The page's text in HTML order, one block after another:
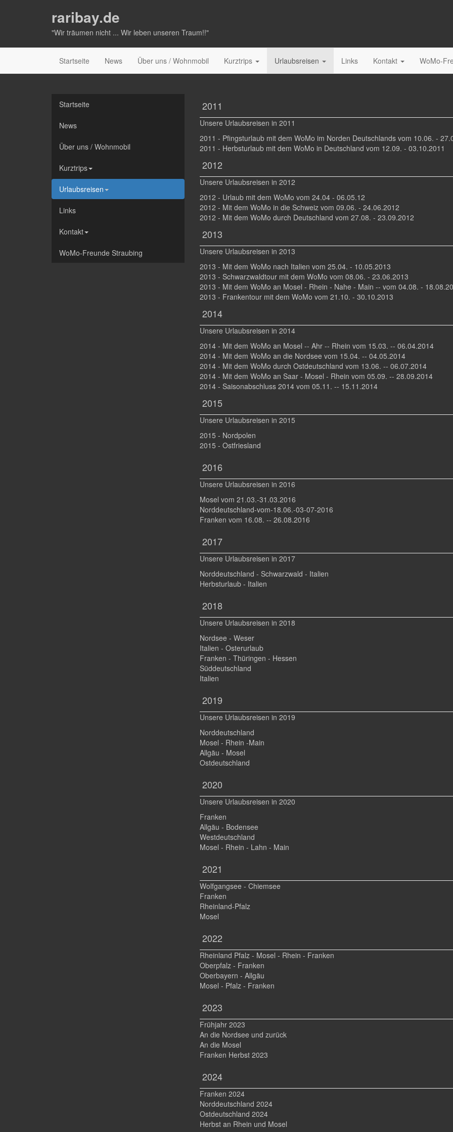
raribay.de
"Wir träumen nicht ... Wir leben unseren Traum!!"
Startseite News Über uns / Wohnmobil Kurztrips Urlaubsreisen Links Kontakt WoMo-
2011
Unsere Urlaubsreisen in 2011
2011 - Pfingsturlaub mit dem WoMo im Norden Deutschlands vom 10.06. -
2011 - Herbsturlaub mit dem WoMo in Deutschland vom 12.09. - 03.10.2011
2012
Unsere Urlaubsreisen in 2012
2012 - Urlaub mit dem WoMo vom 24.04 - 06.05.12
2012 - Mit dem WoMo in die Schweiz vom 09.06. - 24.06.2012
2012 - Mit dem WoMo durch Deutschland vom 27.08. - 23.09.2012
2013
Unsere Urlaubsreisen in 2013
2013 - Mit dem WoMo nach Italien vom 25.04. - 10.05.2013
2013 - Schwarzwaldtour mit dem WoMo vom 08.06. - 23.06.2013
2013 - Mit dem WoMo an Mosel - Rhein - Nahe - Main -- vom 04.08. -
2013 - Frankentour mit dem WoMo vom 21.10. - 30.10.2013
2014
Unsere Urlaubsreisen in 2014
2014 - Mit dem WoMo an Mosel -- Ahr -- Rhein vom 15.03. -- 06.04.2014
2014 - Mit dem WoMo an die Nordsee vom 15.04. -- 04.05.2014
2014 - Mit dem WoMo durch Ostdeutschland vom 13.06. -- 06.07.2014
2014 - Mit dem WoMo an Saar - Mosel - Rhein vom 05.09. -- 28.09.2014
2014 - Saisonabschluss 2014 vom 05.11. -- 15.11.2014
2015
Unsere Urlaubsreisen in 2015
2015 - Nordpolen
2015 - Ostfriesland
2016
Unsere Urlaubsreisen in 2016
Mosel vom 21.03.-31.03.2016
Norddeutschland-vom-18.06.-03-07-2016
Franken vom 16.08. -- 26.08.2016
2017
Unsere Urlaubsreisen in 2017
Norddeutschland - Schwarzwald - Italien
Herbsturlaub - Italien
2018
Unsere Urlaubsreisen in 2018
Nordsee - Weser
Italien - Osterurlaub
Franken - Thüringen - Hessen
Süddeutschland
Italien
2019
Unsere Urlaubsreisen in 2019
Norddeutschland
Mosel - Rhein -Main
Allgäu - Mosel
Ostdeutschland
2020
Unsere Urlaubsreisen in 2020
Franken
Allgäu - Bodensee
Westdeutschland
Mosel - Rhein - Lahn - Main
2021
Wolfgangsee - Chiemsee
Franken
Rheinland-Pfalz
Mosel
2022
Rheinland Pfalz - Mosel - Rhein - Franken
Oberpfalz - Franken
Oberbayern - Allgäu
Mosel - Pfalz - Franken
2023
Frühjahr 2023
An die Nordsee und zurück
An die Mosel
Franken Herbst 2023
2024
Franken 2024
Norddeutschland 2024
Ostdeutschland 2024
Herbst an Rhein und Mosel
Startseite
News
Über uns / Wohnmobil
Kurztrips
Urlaubsreisen
Links
Kontakt
WoMo-Freunde Straubing